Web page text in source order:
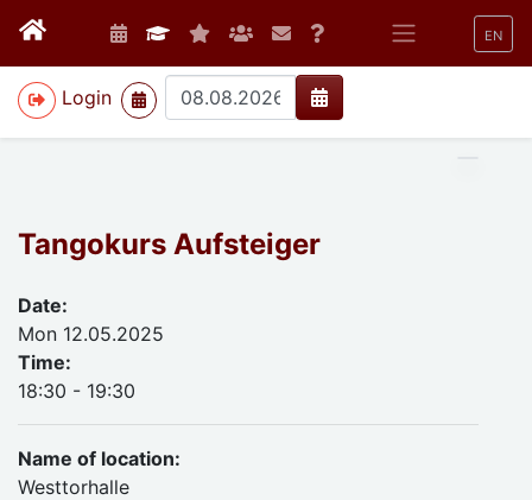
EN
Login
>
Tangokurs Aufsteiger
Date:
Mon 12.05.2025
Time:
18:30 - 19:30
Name of location:
Westtorhalle